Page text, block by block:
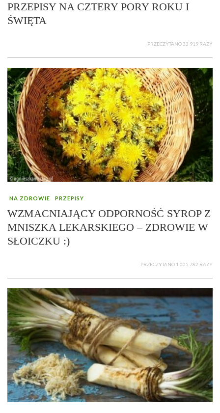
PRZEPISY NA CZTERY PORY ROKU I
ŚWIĘTA
PRZECZYTANO 33 919 RAZY
NA ZDROWIE PRZEPISY
WZMACNIAJĄCY ODPORNOŚĆ SYROP Z
MNISZKA LEKARSKIEGO – ZDROWIE W
SŁOICZKU :)
PRZECZYTANO 1 005 782 RAZY